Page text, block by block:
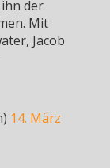
der
Mit
Jacob
14. März